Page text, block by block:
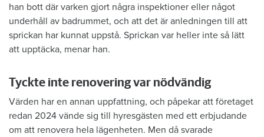
han bott där varken gjort några inspektioner eller något
underhåll av badrummet, och att det är anledningen till att
sprickan har kunnat uppstå. Sprickan var heller inte så lätt
att upptäcka, menar han.
Tyckte inte renovering var nödvändig
Värden har en annan uppfattning, och påpekar att företaget
redan 2024 vände sig till hyresgästen med ett erbjudande
om att renovera hela lägenheten. Men då svarade